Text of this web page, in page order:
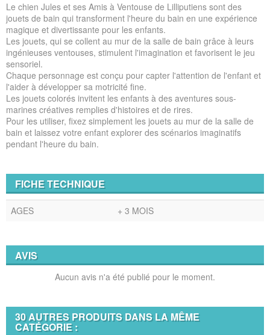
Le chien Jules et ses Amis à Ventouse de Lilliputiens sont des
jouets de bain qui transforment l'heure du bain en une expérience
magique et divertissante pour les enfants.
Les jouets, qui se collent au mur de la salle de bain grâce à leurs
ingénieuses ventouses, stimulent l'imagination et favorisent le jeu
sensoriel.
Chaque personnage est conçu pour capter l'attention de l'enfant et
l'aider à développer sa motricité fine.
Les jouets colorés invitent les enfants à des aventures sous-
marines créatives remplies d'histoires et de rires.
Pour les utiliser, fixez simplement les jouets au mur de la salle de
bain et laissez votre enfant explorer des scénarios imaginatifs
pendant l'heure du bain.
FICHE TECHNIQUE
AGES + 3 MOIS
AVIS
Aucun avis n'a été publié pour le moment.
30 AUTRES PRODUITS DANS LA MÊME
CATÉGORIE :